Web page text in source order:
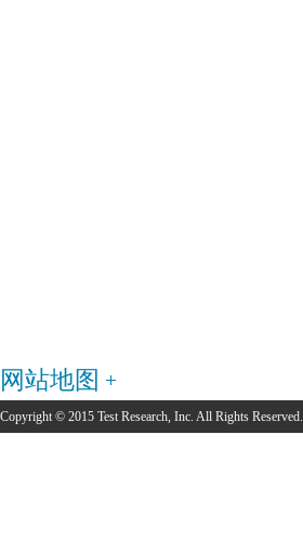
网站地图
Copyright © 2015 Test Research, Inc. All Rights Reserved.